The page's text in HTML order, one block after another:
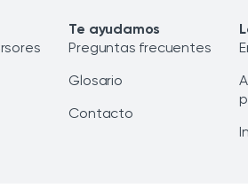
Te ayudamos
Preguntas frecuentes
Glosario
Contacto